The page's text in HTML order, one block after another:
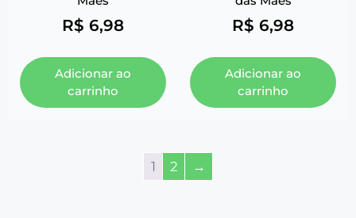
R$ 6,98
Adicionar ao
carrinho
R$ 6,98
Adicionar ao
carrinho
1 2 →